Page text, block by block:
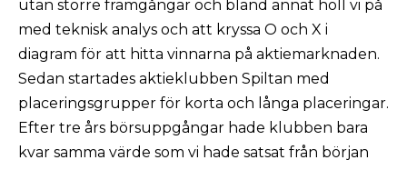
utan större framgångar och bland annat höll vi på
med teknisk analys och att kryssa O och X i
diagram för att hitta vinnarna på aktiemarknaden.
Sedan startades aktieklubben Spiltan med
placeringsgrupper för korta och långa placeringar.
Efter tre års börsuppgångar hade klubben bara
kvar samma värde som vi hade satsat från början